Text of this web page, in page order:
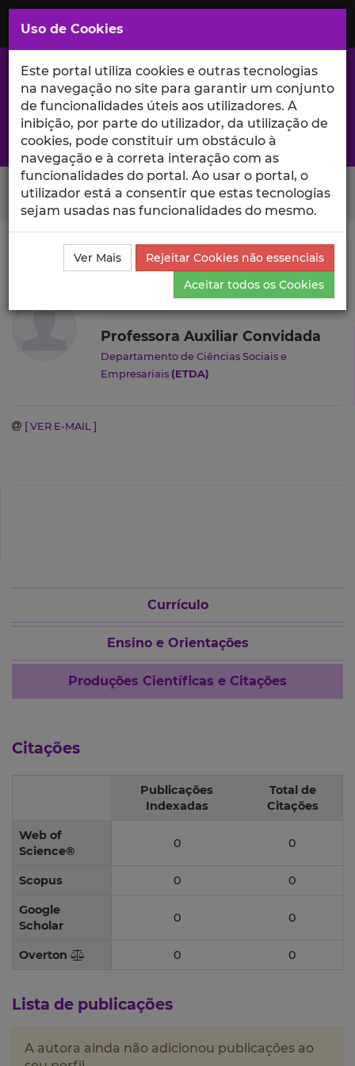
Saltar
para
Conteúdo
Principal
A excelência da investigação e ciência no Iscte
Search Button
Ciência_Iscte Autores Maria Fonseca
Produções
Científicas e Citações
Maria Fonseca
Professora Auxiliar Convidada
Departamento de Ciências Sociais e
Empresariais (ETDA)
[ VER E-MAIL ]
Currículo
Ensino e Orientações
Produções Científicas e Citações
Citações
Publicações
Indexadas
Total de
Citações
Web of
Science®
0 0
Scopus 0 0
Google
Scholar
0 0
Overton 0 0
Lista de publicações
A autora ainda não adicionou publicações ao
Uso de Cookies
Este portal utiliza cookies e outras tecnologias
na navegação no site para garantir um conjunto
de funcionalidades úteis aos utilizadores. A
inibição, por parte do utilizador, da utilização de
cookies, pode constituir um obstáculo à
navegação e à correta interação com as
funcionalidades do portal. Ao usar o portal, o
utilizador está a consentir que estas tecnologias
sejam usadas nas funcionalidades do mesmo.
Ver Mais
Rejeitar Cookies não essenciais
Aceitar todos os Cookies